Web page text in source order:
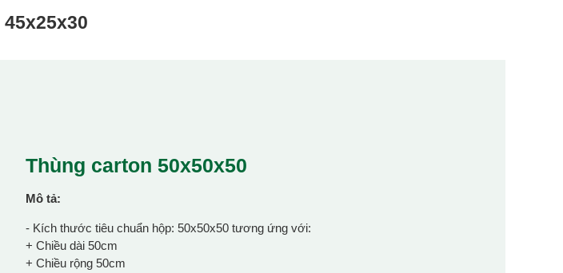
45x25x30
Thùng carton 50x50x50
Mô tả:
- Kích thước tiêu chuẩn hộp: 50x50x50 tương ứng với:
+ Chiều dài 50cm
+ Chiều rộng 50cm